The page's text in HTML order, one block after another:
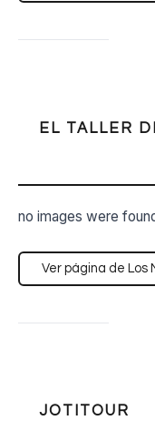
EL TALLER
no images were
Ver página de Los
JOTITOUR